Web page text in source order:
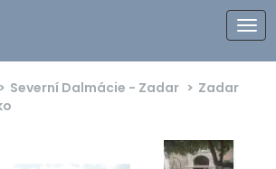
Severní Dalmácie - Zadar
Zadar